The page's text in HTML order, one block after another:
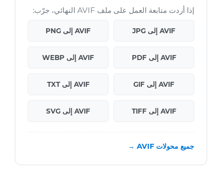
إذا أردت متابعة العمل على ملف AVIF النهائي، جرّب:
AVIF إلى JPG AVIF إلى PNG
AVIF إلى PDF AVIF إلى WEBP
AVIF إلى GIF AVIF إلى TXT
AVIF إلى TIFF AVIF إلى SVG
جميع محولات AVIF →